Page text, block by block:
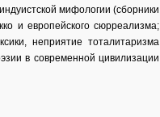
мифологии (сборники
и европейского сюрреализма;
неприятие тоталитаризма
в современной цивилизации